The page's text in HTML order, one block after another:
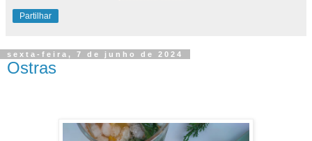
Partilhar
sexta-feira, 7 de junho de 2024
Ostras